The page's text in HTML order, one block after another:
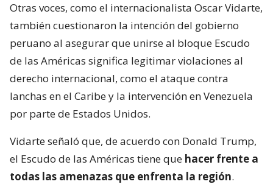
Otras voces, como el internacionalista Oscar Vidarte,
también cuestionaron la intención del gobierno
peruano al asegurar que unirse al bloque Escudo
de las Américas significa legitimar violaciones al
derecho internacional, como el ataque contra
lanchas en el Caribe y la intervención en Venezuela
por parte de Estados Unidos.
Vidarte señaló que, de acuerdo con Donald Trump,
el Escudo de las Américas tiene que hacer frente a
todas las amenazas que enfrenta la región.